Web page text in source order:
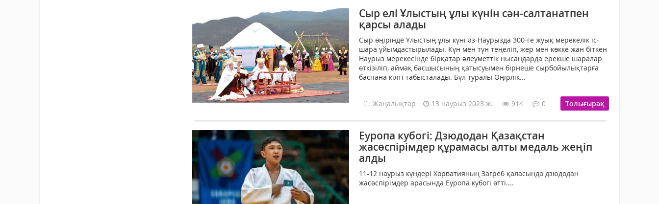
Сыр елі Ұлыстың ұлы күнін сән-салтанатпен
қарсы алады
Сыр өңірінде Ұлыстың ұлы күні әз-Наурызда 300-ге жуық мерекелік іс-
шара ұйымдастырылады. Күн мен түн теңеліп, жер мен көкке жан біткен
Наурыз мерекесінде бірқатар әлеуметтік нысандарда ерекше шаралар
өткізіліп, аймақ басшысының қатысуымен бірнеше сырбойылықтарға
баспана кілті табысталады. Бұл туралы Өңірлік...
Жаңалықтар 13 наурыз 2023 ж. 914 0 Толығырақ
Еуропа кубогі: Дзюдодан Қазақстан
жасөспірімдер құрамасы алты медаль жеңіп
алды
11-12 наурыз күндері Хорватияның Загреб қаласында дзюдодан
жасөспірімдер арасында Еуропа кубогі өтті....